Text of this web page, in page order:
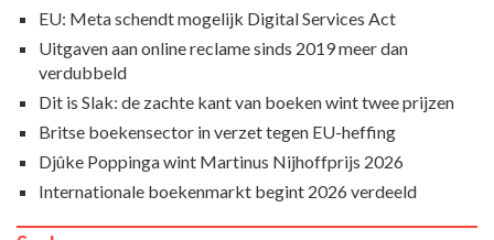
EU: Meta schendt mogelijk Digital Services Act
Uitgaven aan online reclame sinds 2019 meer dan
verdubbeld
Dit is Slak: de zachte kant van boeken wint twee prijzen
Britse boekensector in verzet tegen EU-heffing
Djûke Poppinga wint Martinus Nijhoffprijs 2026
Internationale boekenmarkt begint 2026 verdeeld